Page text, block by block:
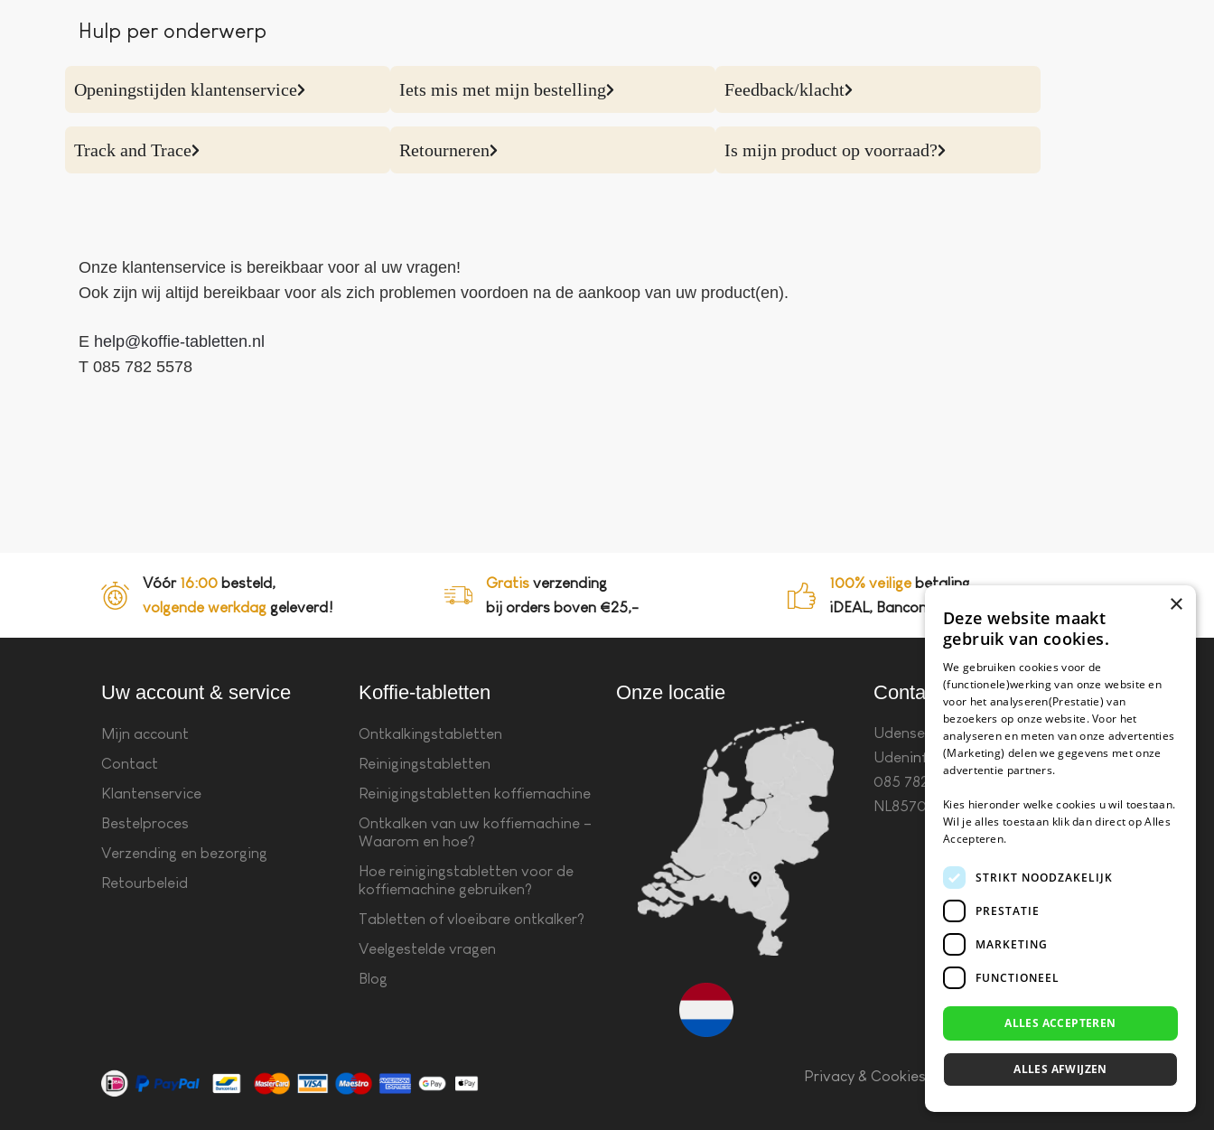
Hulp per onderwerp
Openingstijden klantenservice Iets mis met mijn bestelling Feedback/klacht
Track and Trace Retourneren Is mijn product op voorraad?
Onze klantenservice is bereikbaar voor al uw vragen!
Ook zijn wij altijd bereikbaar voor als zich problemen voordoen na de aankoop van uw product(en).
E help@koffie-tabletten.nl
T 085 782 5578
Vóór 16:00 besteld,
volgende werkdag geleverd!
Gratis verzending
bij orders boven €25,-
100% veiligebetaling,
iDEAL, Bancontact en op rekening
Uw account & service
Mijn account
Contact
Klantenservice
Bestelproces
Verzending en bezorging
Retourbeleid
Koffie-tabletten
Ontkalkingstabletten
Reinigingstabletten
Reinigingstabletten koffiemachine
Ontkalken van uw koffiemachine –
Waarom en hoe?
Hoe reinigingstabletten voor de
koffiemachine gebruiken?
Tabletten of vloeibare ontkalker?
Veelgestelde vragen
Blog
Onze locatie Contact
Udenseweg 8B 5405 PA
Udeninfo(@)koffie-tabletten.nlTel.
085 782 5578KvK 67529623 Btw:
NL857053759B01
Privacy & Cookies Algemene Voorwaarden
×
Deze website maakt
gebruik van cookies.
We gebruiken cookies voor de
(functionele)werking van onze website en
voor het analyseren(Prestatie) van
bezoekers op onze website. Voor het
analyseren en meten van onze advertenties
(Marketing) delen we gegevens met onze
advertentie partners.
Kies hieronder welke cookies u wil toestaan.
Wil je alles toestaan klik dan direct op Alles
Accepteren.
STRIKT NOODZAKELIJK
PRESTATIE
MARKETING
FUNCTIONEEL
ALLES ACCEPTEREN
ALLES AFWIJZEN